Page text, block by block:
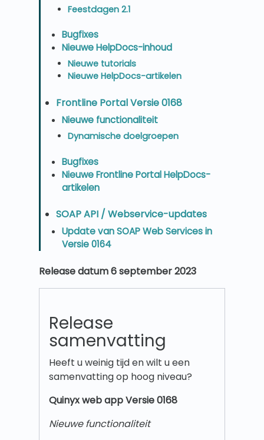
Feestdagen 2.1
Bugfixes
Nieuwe HelpDocs-inhoud
Nieuwe tutorials
Nieuwe HelpDocs-artikelen
Frontline Portal Versie 0168
Nieuwe functionaliteit
Dynamische doelgroepen
Bugfixes
Nieuwe Frontline Portal HelpDocs-
artikelen
SOAP API / Webservice-updates
Update van SOAP Web Services in
Versie 0164
Release datum 6 september 2023
Release
samenvatting
Heeft u weinig tijd en wilt u een
samenvatting op hoog niveau?
Quinyx web app Versie 0168
Nieuwe functionaliteit